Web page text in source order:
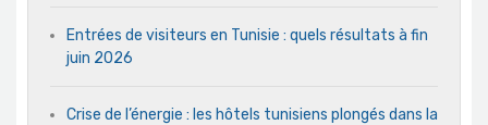
Entrées de visiteurs en Tunisie : quels résultats à fin
juin 2026
Crise de l’énergie : les hôtels tunisiens plongés dans la